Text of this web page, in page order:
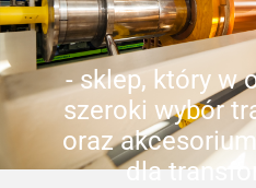
- sklep, który w
szeroki wybór
oraz
dla